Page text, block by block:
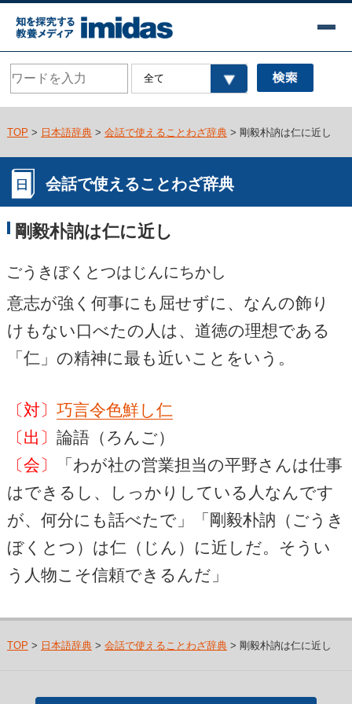
TOP > 日本語辞典> 会話で使えることわざ辞典> 剛毅朴訥は仁に近し
会話で使えることわざ辞典
剛毅朴訥は仁に近し
ごうきぼくとつはじんにちかし
意志が強く何事にも屈せずに、なんの飾り
けもない口べたの人は、道徳の理想である
「仁」の精神に最も近いことをいう。
〔対〕 巧言令色鮮し仁
〔出〕 論語（ろんご）
〔会〕
「わが社の営業担当の平野さんは仕事
はできるし、しっかりしている人なんです
が、何分にも話べたで」「剛毅朴訥（ごうき
ぼくとつ）は仁（じん）に近しだ。そうい
う人物こそ信頼できるんだ」
TOP > 日本語辞典> 会話で使えることわざ辞典> 剛毅朴訥は仁に近し